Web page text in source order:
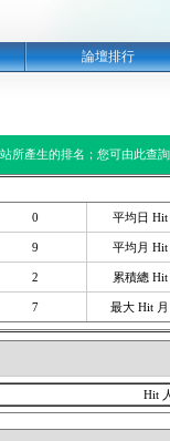
論壇排行
所產生的排名；您可由此查
0 平均日 Hit
9 平均月 Hit
2 累積總 Hit
7 最大 Hit 月
Hit